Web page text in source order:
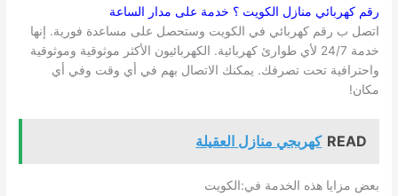
رقم كهربائي منازل الكويت ؟ خدمة على مدار الساعة
اتصل ب رقم كهربائي في الكويت وستحصل على مساعدة فورية. إنها
خدمة 24/7 لأي طوارئ كهربائية. الكهربائيون الأكثر موثوقية وموثوقية
واحترافية تحت تصرفك. يمكنك الاتصال بهم في أي وقت وفي أي
مكان!
READ كهربجي منازل العقيلة
بعض مزايا هذه الخدمة في:الكويت